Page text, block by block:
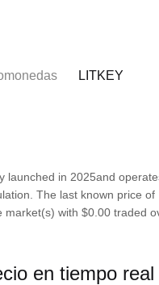
LITKEY
launched in 2025and
The last known price
with $0.00 traded
en tiempo real